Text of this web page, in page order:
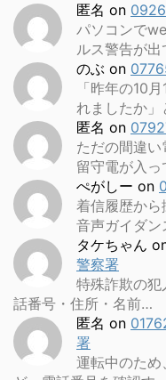
匿名 on
パソコンで
ルス警告が
のぶ on
「昨年の10
れましたか
匿名 on
ただの間違
留守電が入
ぺがしー on
着信履歴か
音声ガイダ
タケちゃん
警察署
特殊詐欺の
話番号・住所・名前…
匿名 on
署
運転中のため